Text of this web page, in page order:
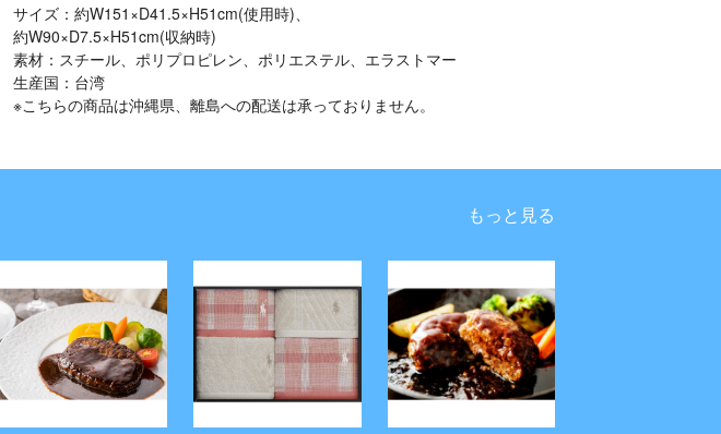
サイズ：約W151×D41.5×H51cm(使用時)、
約W90×D7.5×H51cm(収納時)
素材：スチール、ポリプロピレン、ポリエステル、エラストマー
生産国：台湾
※こちらの商品は沖縄県、離島への配送は承っておりません。
もっと見る